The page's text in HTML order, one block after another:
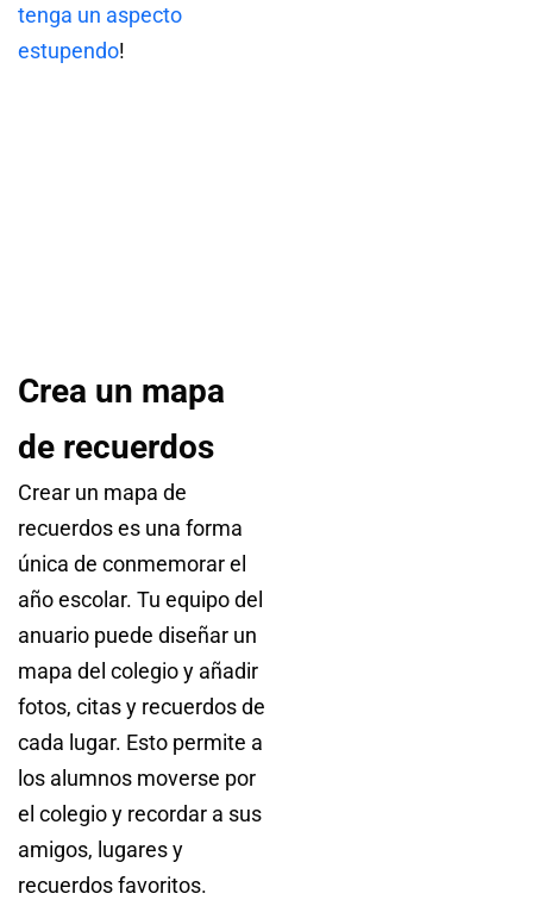
tenga un aspecto
estupendo!
Crea un mapa
de recuerdos
Crear un mapa de
recuerdos es una forma
única de conmemorar el
año escolar. Tu equipo del
anuario puede diseñar un
mapa del colegio y añadir
fotos, citas y recuerdos de
cada lugar. Esto permite a
los alumnos moverse por
el colegio y recordar a sus
amigos, lugares y
recuerdos favoritos.